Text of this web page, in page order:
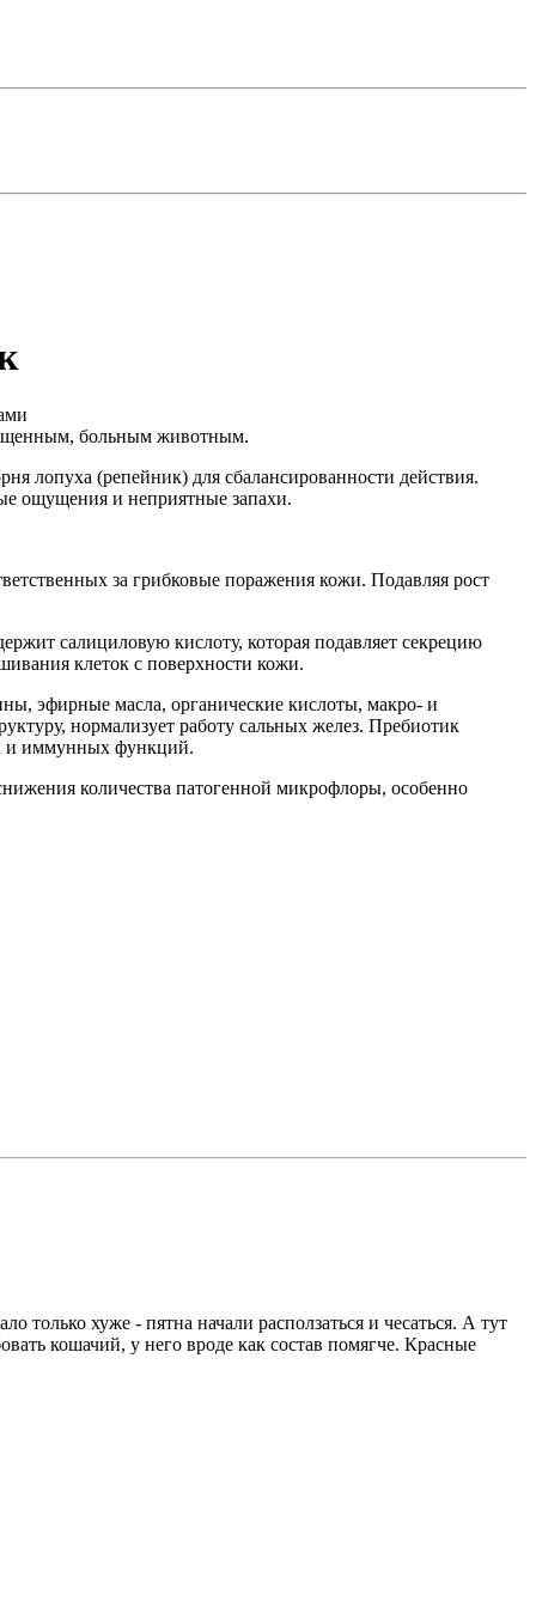
больным животным.
лопуха (репейник) для сбалансированности действия.
ощущения и неприятные запахи.
за грибковые поражения кожи. Подавляя рост
салициловую кислоту, которая подавляет секрецию
клеток с поверхности кожи.
эфирные масла, органические кислоты, макро- и
нормализует работу сальных желез. Пребиотик
и иммунных функций.
количества патогенной микрофлоры, особенно
только хуже - пятна начали расползаться и чесаться. А тут
кошачий, у него вроде как состав помягче. Красные